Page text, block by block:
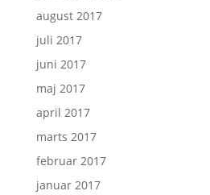
august 2017
juli 2017
juni 2017
maj 2017
april 2017
marts 2017
februar 2017
januar 2017